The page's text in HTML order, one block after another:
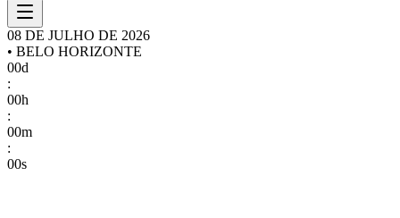
08 DE JULHO DE 2026
• BELO HORIZONTE
00d
:
00h
:
00m
:
00s